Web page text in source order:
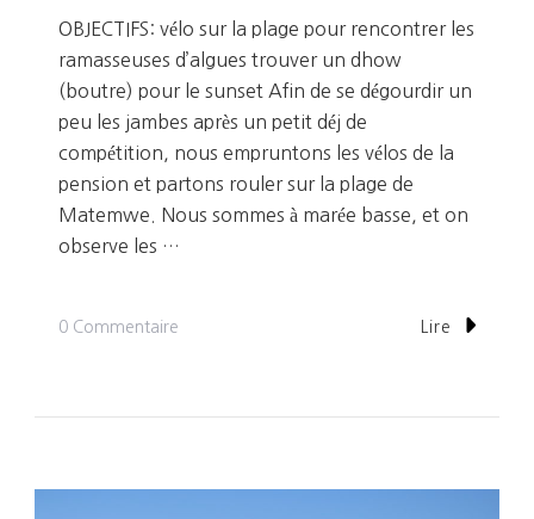
OBJECTIFS: vélo sur la plage pour rencontrer les
ramasseuses d’algues trouver un dhow
(boutre) pour le sunset Afin de se dégourdir un
peu les jambes après un petit déj de
compétition, nous empruntons les vélos de la
pension et partons rouler sur la plage de
Matemwe. Nous sommes à marée basse, et on
observe les …
0 Commentaire Lire